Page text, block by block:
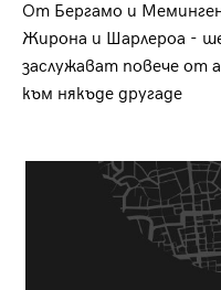
От Бергамо и
Жирона и Шарлероа -
заслужават повече от
към някъде другаде